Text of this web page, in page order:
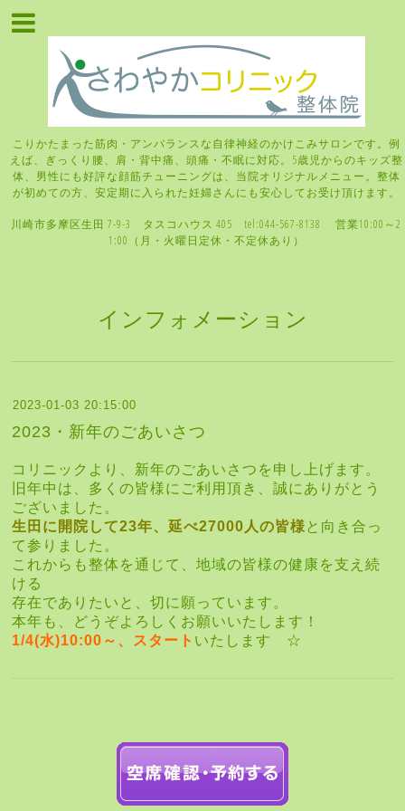
こりかたまった筋肉・アンバランスな自律神経のかけこみサロンです。例
えば、ぎっくり腰、肩・背中痛、頭痛・不眠に対応。5歳児からのキッズ整
体、男性にも好評な顔筋チューニングは、当院オリジナルメニュー。整体
が初めての方、安定期に入られた妊婦さんにも安心してお受け頂けます。
川崎市多摩区生田 7-9-3 タスコハウス 405 tel:044-567-8138 営業10:00～2
1:00（月・火曜日定休・不定休あり）
インフォメーション
2023-01-03 20:15:00
2023・新年のごあいさつ
コリニックより、新年のごあいさつを申し上げます。
旧年中は、多くの皆様にご利用頂き、誠にありがとう
ございました。
生田に開院して23年、延べ27000人の皆様 と向き合っ
て参りました。
これからも整体を通じて、地域の皆様の健康を支え続
ける
存在でありたいと、切に願っています。
本年も、どうぞよろしくお願いいたします！
1/4(水)10:00～、スタート いたします ☆